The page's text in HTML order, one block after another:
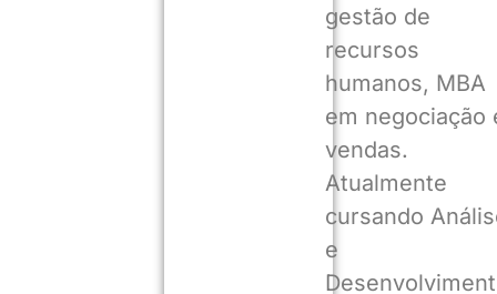
gestão de
recursos
humanos, MBA
em negociação
vendas.
Atualmente
cursando
e